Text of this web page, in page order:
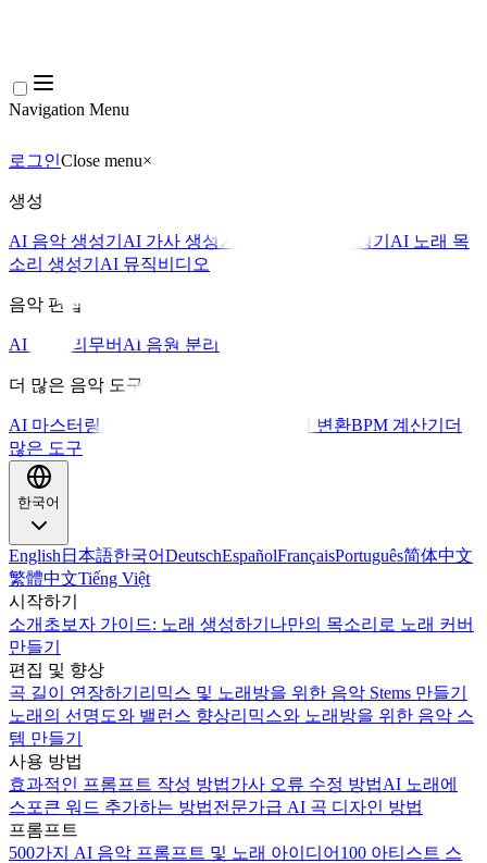
Navigation Menu
로그인Close menu×
생성
AI 음악 생성기 AI 가사 생성기 AI 노래 커버 생성기 AI 노래 목
소리 생성기 AI 뮤직비디오
음악 편집
AI 보컬 리무버 AI 음원 분리
더 많은 음악 도구
AI 마스터링 AI 악보 미디 변환BPM 계산기 더
많은 도구
한국어
English 日本語한국어DeutschEspañolFrançaisPortuguês简体中文
繁體中文Tiếng Việt
시작하기
소개 초보자 가이드: 노래 생성하기 나만의 목소리로 노래 커버
만들기
편집 및 향상
곡 길이 연장하기 리믹스 및 노래방을 위한 음악 Stems 만들기
노래의 선명도와 밸런스 향상리믹스와 노래방을 위한 음악 스
템 만들기
사용 방법
효과적인 프롬프트 작성 방법가사 오류 수정 방법AI 노래에
스포큰 워드 추가하는 방법전문가급 AI 곡 디자인 방법
프롬프트
500가지 AI 음악 프롬프트 및 노래 아이디어 100 아티스트 스